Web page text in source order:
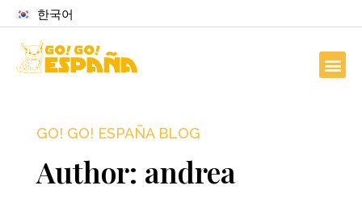
한국어
GO! GO! ESPAÑA BLOG
Author: andrea